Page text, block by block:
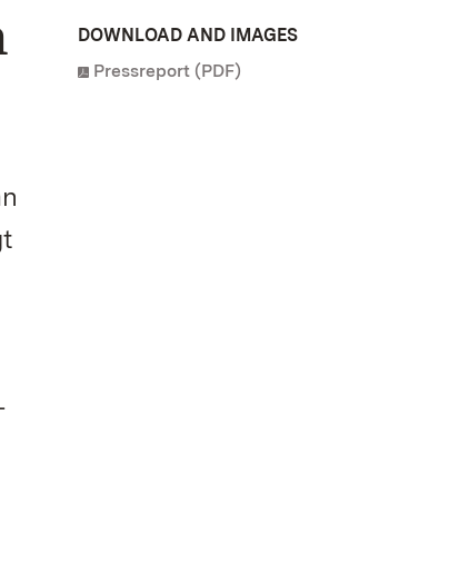
DOWNLOAD AND IMAGES
Pressreport (PDF)